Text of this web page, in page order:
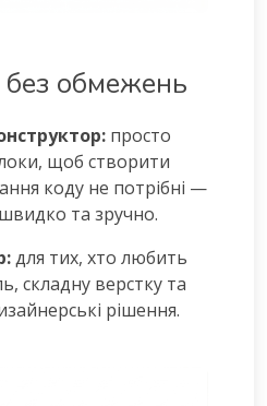
обмежень
просто
щоб створити
коду не потрібні —
та зручно.
для тих, хто любить
складну верстку та
рішення.